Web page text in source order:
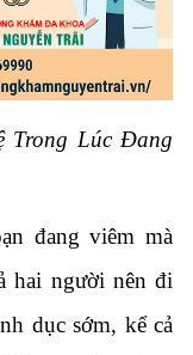
Trong Lúc Đang
đang viêm mà
hai người nên đi
dục sớm, kể cả